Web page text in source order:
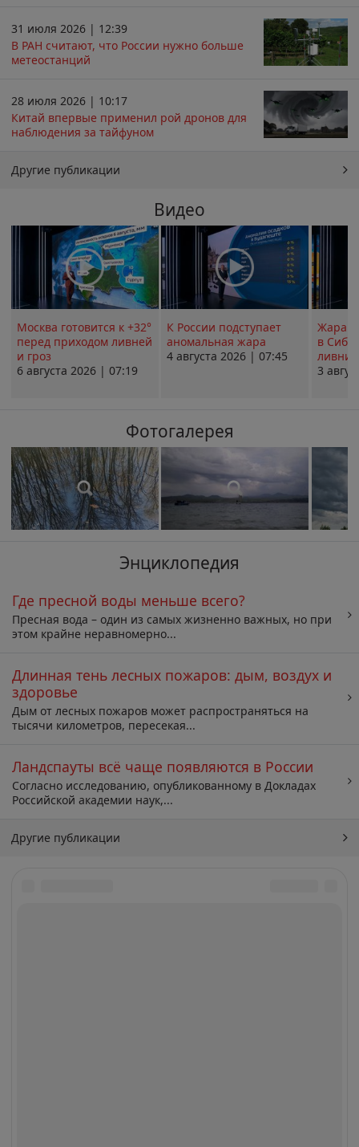
31 июля 2026 | 12:39
В РАН считают, что России нужно больше
метеостанций
28 июля 2026 | 10:17
Китай впервые применил рой дронов для
наблюдения за тайфуном
Другие публикации
Видео
Москва готовится к +32°
перед приходом ливней
и гроз
6 августа 2026 | 07:19
К России подступает
аномальная жара
4 августа 2026 | 07:45
Жара в
в
ливни
3
Фотогалерея
Энциклопедия
Где пресной воды меньше всего?
Пресная вода – один из самых жизненно важных, но при
этом крайне неравномерно...
Длинная тень лесных пожаров: дым, воздух и
здоровье
Дым от лесных пожаров может распространяться на
тысячи километров, пересекая...
Ландспауты всё чаще появляются в России
Согласно исследованию, опубликованному в Докладах
Российской академии наук,...
Другие публикации